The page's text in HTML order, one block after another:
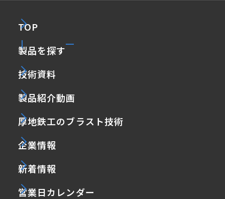
TOP
製品を探す
技術資料
製品紹介動画
厚地鉄工のブラスト技術
企業情報
新着情報
営業日カレンダー